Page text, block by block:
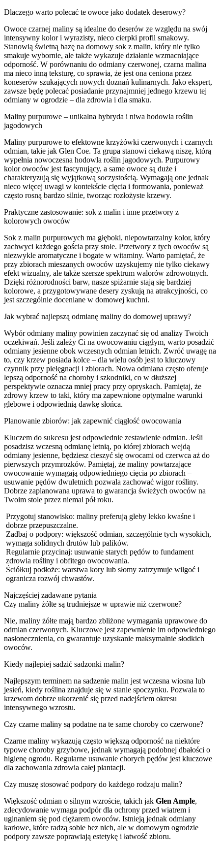
Dlaczego warto polecać te owoce jako dodatek deserowy?
Owoce czarnej maliny są idealne do deserów ze względu na swój
intensywny kolor i wyrazisty, nieco cierpki profil smakowy.
Stanowią świetną bazę na domowy sok z malin, który nie tylko
smakuje wybornie, ale także wykazuje działanie wzmacniające
odporność. W porównaniu do odmiany czerwonej, czarna malina
ma nieco inną teksturę, co sprawia, że jest ona ceniona przez
koneserów szukających nowych doznań kulinarnych. Jako ekspert,
zawsze będę polecać posiadanie przynajmniej jednego krzewu tej
odmiany w ogrodzie – dla zdrowia i dla smaku.
Maliny purpurowe – unikalna hybryda i niwa hodowla roślin
jagodowych
Maliny purpurowe to efektowne krzyżówki czerwonych i czarnych
odmian, takie jak Glen Coe. Ta grupa stanowi ciekawą niszę, którą
wypełnia nowoczesna hodowla roślin jagodowych. Purpurowy
kolor owoców jest fascynujący, a same owoce są duże i
charakteryzują się wyjątkową soczystością. Wymagają one jednak
nieco więcej uwagi w kontekście cięcia i formowania, ponieważ
często rosną bardzo silnie, tworząc rozłożyste krzewy.
Praktyczne zastosowanie: sok z malin i inne przetwory z
kolorowych owoców
Sok z malin purpurowych ma głęboki, niepowtarzalny kolor, który
zachwyci każdego gościa przy stole. Przetwory z tych owoców są
niezwykle aromatyczne i bogate w witaminy. Warto pamiętać, że
przy zbiorach mieszanych owoców uzyskujemy nie tylko ciekawy
efekt wizualny, ale także szersze spektrum walorów zdrowotnych.
Dzięki różnorodności barw, nasze spiżarnie stają się bardziej
kolorowe, a przygotowywane desery zyskują na atrakcyjności, co
jest szczególnie doceniane w domowej kuchni.
Jak wybrać najlepszą odmianę maliny do domowej uprawy?
Wybór odmiany maliny powinien zaczynać się od analizy Twoich
oczekiwań. Jeśli zależy Ci na owocowaniu ciągłym, warto posadzić
odmiany jesienne obok wczesnych odmian letnich. Zwróć uwagę na
to, czy krzew posiada kolce – dla wielu osób jest to kluczowy
czynnik przy pielęgnacji i zbiorach. Nowa odmiana często oferuje
lepszą odporność na choroby i szkodniki, co w dłuższej
perspektywie oznacza mniej pracy przy opryskach. Pamiętaj, że
zdrowy krzew to taki, który ma zapewnione optymalne warunki
glebowe i odpowiednią dawkę słońca.
Planowanie zbiorów: jak zapewnić ciągłość owocowania
Kluczem do sukcesu jest odpowiednie zestawienie odmian. Jeśli
posadzisz wczesną odmianę letnią, po której zbiorach wejdą
odmiany jesienne, będziesz cieszyć się owocami od czerwca aż do
pierwszych przymrozków. Pamiętaj, że maliny powtarzające
owocowanie wymagają odpowiedniego cięcia po zbiorach –
usuwanie pędów dwuletnich pozwala zachować wigor rośliny.
Dobrze zaplanowana uprawa to gwarancja świeżych owoców na
Twoim stole przez niemal pół roku.
Przygotuj stanowisko: maliny preferują gleby lekko kwaśne i
dobrze przepuszczalne.
Zadbaj o podpory: większość odmian, szczególnie tych wysokich,
wymaga solidnych drutów lub palików.
Regularnie przycinaj: usuwanie starych pędów to fundament
zdrowia rośliny i obfitego owocowania.
Ściółkuj podłoże: warstwa kory lub słomy zatrzymuje wilgoć i
ogranicza rozwój chwastów.
Najczęściej zadawane pytania
Czy maliny żółte są trudniejsze w uprawie niż czerwone?
Nie, maliny żółte mają bardzo zbliżone wymagania uprawowe do
odmian czerwonych. Kluczowe jest zapewnienie im odpowiedniego
nasłonecznienia, co gwarantuje uzyskanie maksymalnie słodkich
owoców.
Kiedy najlepiej sadzić sadzonki malin?
Najlepszym terminem na sadzenie malin jest wczesna wiosna lub
jesień, kiedy roślina znajduje się w stanie spoczynku. Pozwala to
krzewom dobrze ukorzenić się przed nadejściem okresu
intensywnego wzrostu.
Czy czarne maliny są podatne na te same choroby co czerwone?
Czarne maliny wykazują często większą odporność na niektóre
typowe choroby grzybowe, jednak wymagają podobnej dbałości o
higienę ogrodu. Regularne usuwanie chorych pędów jest kluczowe
dla zachowania zdrowia całej plantacji.
Czy muszę stosować podpory do każdego rodzaju malin?
Większość odmian o silnym wzroście, takich jak Glen Ample,
zdecydowanie wymaga podpór dla ochrony przed wiatrem i
uginaniem się pod ciężarem owoców. Istnieją jednak odmiany
karłowe, które radzą sobie bez nich, ale w domowym ogrodzie
podpory zawsze poprawiają estetykę i łatwość zbioru.